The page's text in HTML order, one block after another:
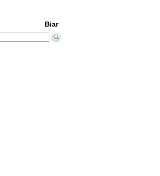
Biar